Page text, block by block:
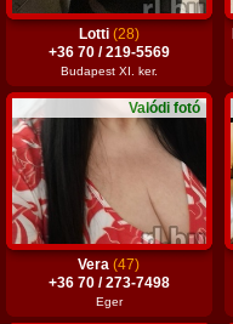
Lotti (28)
+36 70 / 219-5569
Budapest XI. ker.
Valódi fotó
Vera(47)
+36 70 / 273-7498
Eger